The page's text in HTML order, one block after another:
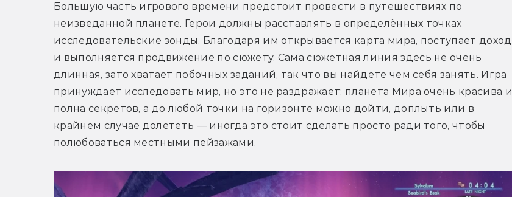
Большую часть игрового времени предстоит провести в путешествиях по
неизведанной планете. Герои должны расставлять в определённых точках
исследовательские зонды. Благодаря им открывается карта мира, поступает доход
и выполняется продвижение по сюжету. Сама сюжетная линия здесь не очень
длинная, зато хватает побочных заданий, так что вы найдёте чем себя занять. Игра
принуждает исследовать мир, но это не раздражает: планета Мира очень красива и
полна секретов, а до любой точки на горизонте можно дойти, доплыть или в
крайнем случае долететь — иногда это стоит сделать просто ради того, чтобы
полюбоваться местными пейзажами.